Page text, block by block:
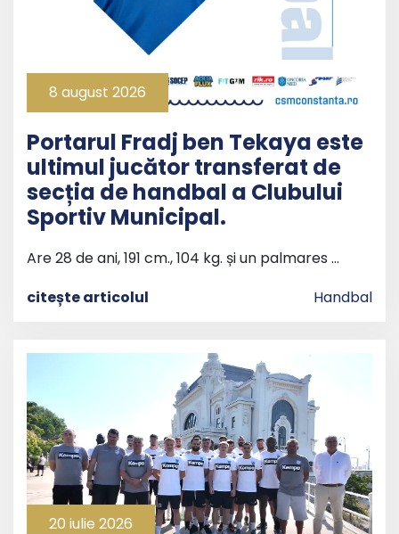
8 august 2026
Portarul Fradj ben Tekaya este
ultimul jucător transferat de
secția de handbal a Clubului
Sportiv Municipal.
Are 28 de ani, 191 cm., 104 kg. și un palmares …
citește articolul
Handbal
20 iulie 2026